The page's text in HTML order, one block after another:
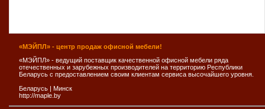
«МЭЙПЛ» - центр продаж офисной мебели!
«МЭЙПЛ» - ведущий поставщик качественной офисной мебели ряда
отечественных и зарубежных производителей на территорию Республики
Беларусь с предоставлением своим клиентам сервиса высочайшего уровня.
Беларусь
Минск
http://maple.by